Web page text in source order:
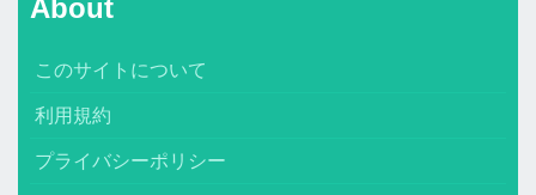
About
このサイトについて
利用規約
プライバシーポリシー